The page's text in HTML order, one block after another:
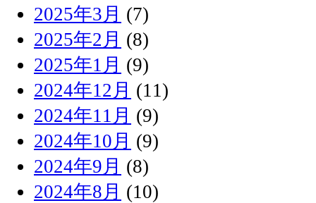
2025年3月 (7)
2025年2月 (8)
2025年1月 (9)
2024年12月 (11)
2024年11月 (9)
2024年10月 (9)
2024年9月 (8)
2024年8月 (10)